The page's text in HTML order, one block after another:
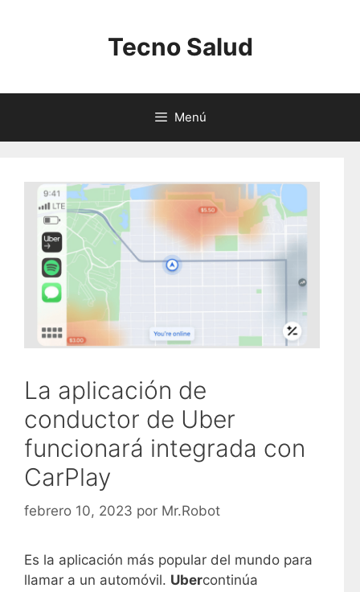
Tecno Salud
Menú
La aplicación de
conductor de Uber
funcionará integrada con
CarPlay
febrero 10, 2023 por Mr.Robot
Es la aplicación más popular del mundo para
llamar a un automóvil. Ubercontinúa